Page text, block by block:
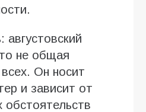
не общая
Он носит
и зависит от
обстоятельств